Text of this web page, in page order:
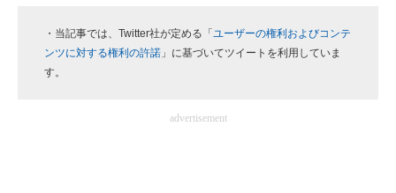
・当記事では、Twitter社が定める「 ユーザーの権利およびコンテ
ンツに対する権利の許諾 」に基づいてツイートを利用していま
す。
advertisement